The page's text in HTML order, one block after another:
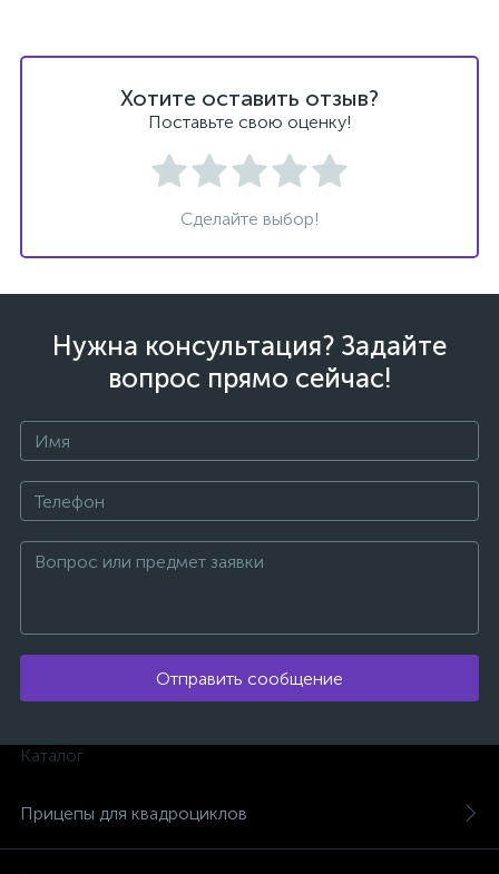
Хотите оставить отзыв?
Поставьте свою оценку!
Сделайте выбор!
Нужна консультация? Задайте
вопрос прямо сейчас!
Отправить сообщение
Каталог
Прицепы для квадроциклов